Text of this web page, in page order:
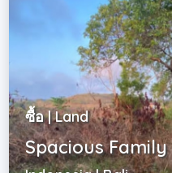
ซื้อ | Land
Spacious